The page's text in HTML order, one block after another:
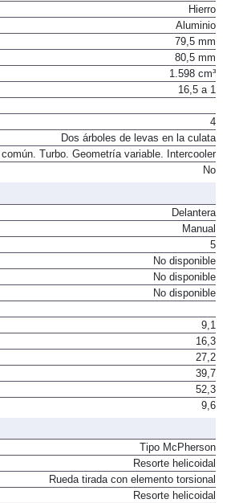
Hierro
Aluminio
79,5 mm
80,5 mm
1.598 cm³
16,5 a 1
4
Dos árboles de levas en la culata
Turbo. Geometría variable. Intercooler
No
Delantera
Manual
5
No disponible
No disponible
No disponible
9,1
16,3
27,2
39,7
52,3
9,6
Tipo McPherson
Resorte helicoidal
Rueda tirada con elemento torsional
Resorte helicoidal